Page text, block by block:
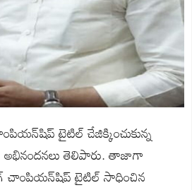
టైటిల్‌ చేజిక్కించుకున్న
అభినందనలు తెలిపారు. తాజాగా
చాంపియన్‌షిప్‌ టైటిల్ సాధించిన